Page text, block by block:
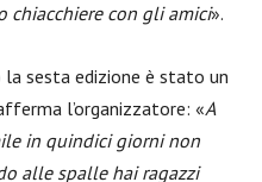
chiacchiere con gli amici».
la sesta edizione è stato un
l’organizzatore: «A
in quindici giorni non
alle spalle hai ragazzi